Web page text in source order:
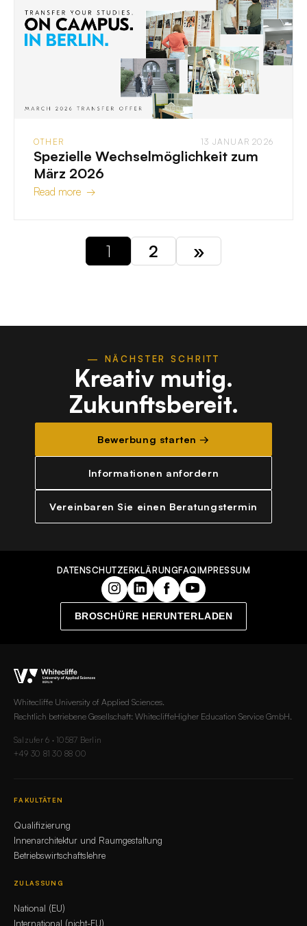
OTHER 13 JANUAR 2026
Spezielle Wechselmöglichkeit zum
März 2026
Read more →
1 2 »
— NÄCHSTER SCHRITT
Kreativ mutig.
Zukunftsbereit.
Bewerbung starten →
Informationen anfordern
Vereinbaren Sie einen Beratungstermin
DATENSCHUTZERKLÄRUNGFAQIMPRESSUM
BROSCHÜRE HERUNTERLADEN
Whitecliffe University of Applied Sciences.
Rechtlich betriebene Gesellschaft: WhitecliffeHigher Education Service GmbH.
Salzufer 6 · 10587 Berlin
+49 30 81 30 88 00
FAKULTÄTEN
Qualifizierung
Innenarchitektur und Raumgestaltung
Betriebswirtschaftslehre
ZULASSUNG
National (EU)
International (nicht-EU)